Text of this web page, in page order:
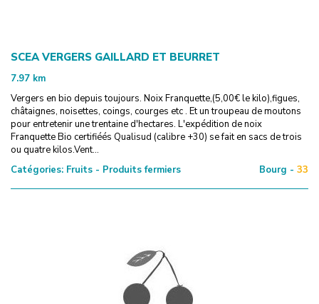
SCEA VERGERS GAILLARD ET BEURRET
7.97 km
Vergers en bio depuis toujours. Noix Franquette,(5,00€ le kilo),figues,
châtaignes, noisettes, coings, courges etc . Et un troupeau de moutons
pour entretenir une trentaine d'hectares. L'expédition de noix
Franquette Bio certifiéés Qualisud (calibre +30) se fait en sacs de trois
ou quatre kilos.Vent...
Catégories: Fruits - Produits fermiers Bourg - 33